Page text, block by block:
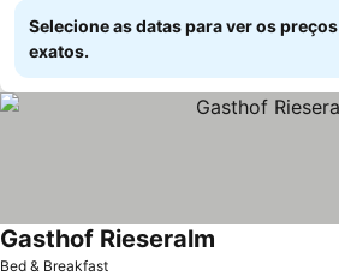
Selecione as datas para ver os preços
exatos.
Bed & Breakfast
Gasthof Rieseralm